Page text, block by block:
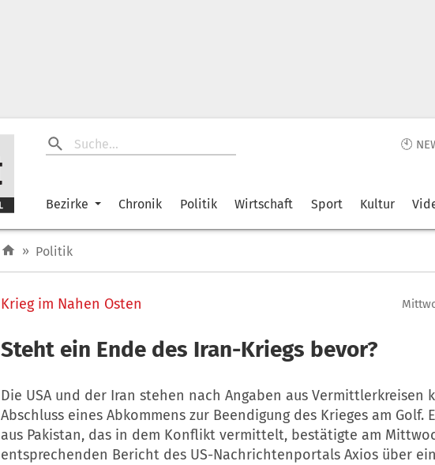
🕙
Bezirke Chronik Politik Wirtschaft Sport Kultur
» Politik
Krieg im Nahen Osten
Steht ein Ende des Iran-Kriegs bevor?
Die USA und der Iran stehen nach Angaben aus Vermittlerkreisen
Abschluss eines Abkommens zur Beendigung des Krieges am Golf.
aus Pakistan, das in dem Konflikt vermittelt, bestätigte am
entsprechenden Bericht des US-Nachrichtenportals Axios über